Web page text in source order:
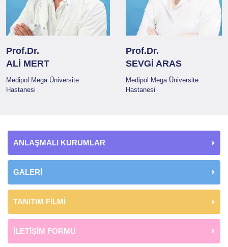
Prof.Dr.
ALİ MERT
Medipol Mega Üniversite
Hastanesi
Prof.Dr.
SEVGİ ARAS
Medipol Mega Üniversite
Hastanesi
ANLAŞMALI KURUMLAR
GALERİ
TANITIM FİLMİ
İLETİŞİM FORMU